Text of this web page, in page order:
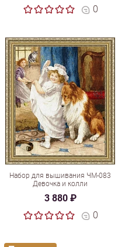
0
Набор для вышивания ЧМ-083
Девочка и колли
3 880 ₽
0